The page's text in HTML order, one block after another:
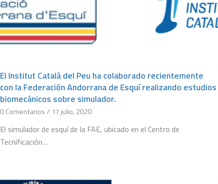
El Institut Català del Peu ha colaborado recientemente
con la Federación Andorrana de Esquí realizando estudios
biomecánicos sobre simulador.
0 Comentarios / 17 julio, 2020
El simulador de esquí de la FAE, ubicado en el Centro de
Tecnificación…